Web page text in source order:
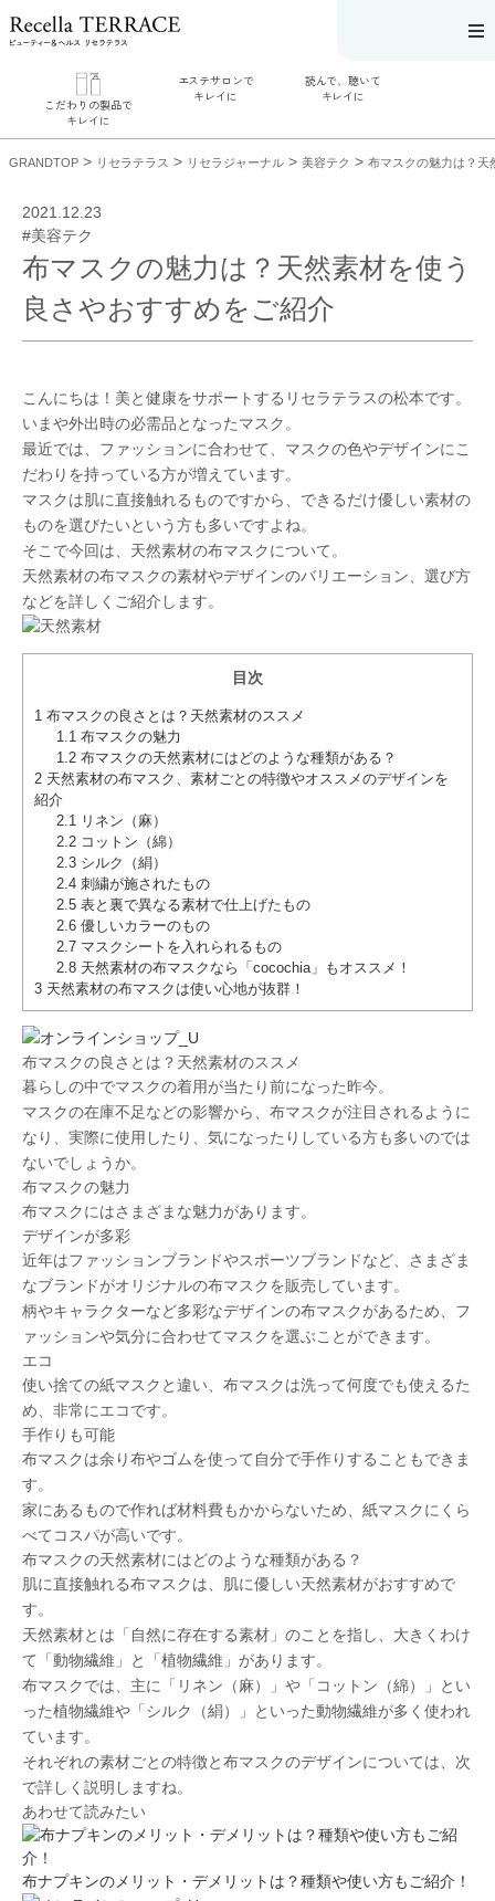
こだわりの製品で
キレイに
こだわりの製品
SERIES#01 私た
ちについて
SERIES#02 水へ
のこだわり
SERIES#03 無
添加化粧品につ
いて
エステサロンで
キレイに
キレイに
す
リフティング認
定とは？
肌改善のプロと
は？
読んで、聴いて
キレイに
レイに
ャルコンテンツ
お悩みから記事
を探す
ニキビ
のしわ
るみ シミ
GRANDTOP > リセラテラス > リセラジャーナル > 美容テク > 布マスクの魅力は？天
2021.12.23
#美容テク
布マスクの魅力は？天然素材を使う
良さやおすすめをご紹介
こんにちは！美と健康をサポートするリセラテラスの松本です。
いまや外出時の必需品となったマスク 。
最近では、ファッションに合わせて、マスクの色やデザインにこ
だわりを持っている方が増えています。
マスクは肌に直接触れるものですから、できるだけ優しい素材の
ものを選びたいという方も多いですよね。
そこで今回は、天然素材の布マスクについて。
天然素材の布マスクの素材やデザインのバリエーション、選び方
などを詳しくご紹介します。
目次
1 布マスクの良さとは？天然素材のススメ
1.1布マスクの魅力
1.2布マスクの天然素材にはどのような種類がある？
2 天然素材の布マスク、素材ごとの特徴やオススメのデザインを
紹介
2.1リネン（麻）
2.2コットン（綿）
2.3シルク（絹）
2.4刺繍が施されたもの
2.5表と裏で異なる素材で仕上げたもの
2.6優しいカラーのもの
2.7マスクシートを入れられるもの
2.8天然素材の布マスクなら「cocochia」もオススメ！
3 天然素材の布マスクは使い心地が抜群！
布マスクの良さとは？天然素材のススメ
暮らしの中でマスクの着用が当たり前になった昨今。
マスクの在庫不足などの影響から、布マスクが注目されるように
なり、実際に使用したり、気になったりしている方も多いのでは
ないでしょうか。
布マスクの魅力
布マスクにはさまざまな魅力があります。
デザインが多彩
近年はファッションブランドやスポーツブランドなど、さまざま
なブランドがオリジナルの布マスクを販売しています。
柄やキャラクターなど多彩なデザインの布マスクがあるため、 フ
ァッションや気分に合わせてマスクを選ぶことができます。
エコ
使い捨ての紙マスクと違い、布マスクは洗って何度でも使えるた
め、非常にエコです。
手作りも可能
布マスクは余り布やゴムを使って自分で手作りすることもできま
す。
家にあるもので作れば材料費もかからないため、紙マスクにくら
べて コスパが高いです。
布マスクの天然素材にはどのような種類がある？
肌に直接触れる布マスクは、肌に優しい天然素材がおすすめで
す。
天然素材とは「自然に存在する素材」のことを指し、大きくわけ
て「動物繊維」と「植物繊維」があります。
布マスクでは、主に「リネン（麻）」や「コットン（綿）」とい
った植物繊維や「シルク（絹）」といった動物繊維が多く使われ
ています。
それぞれの素材ごとの特徴と布マスクのデザインについては、次
で詳しく説明しますね。
あわせて読みたい
​布ナプキンのメリット・デメリットは？種類や使い方もご紹介！